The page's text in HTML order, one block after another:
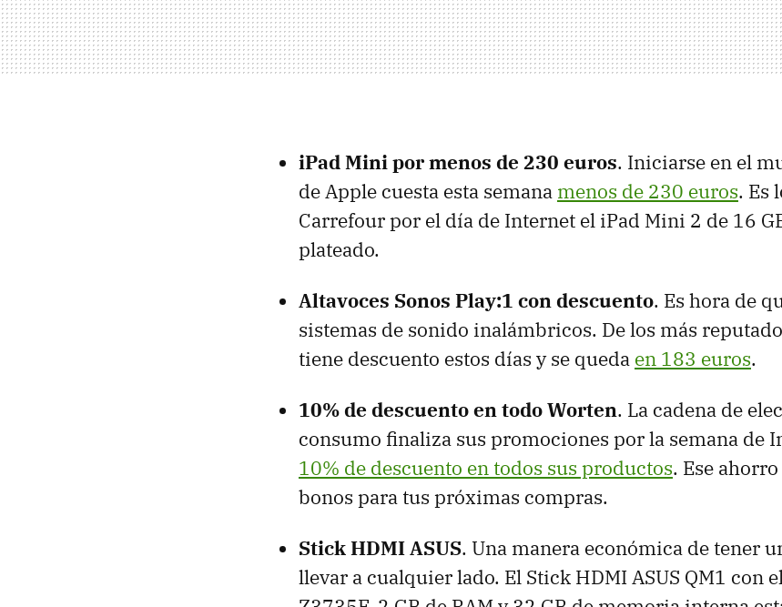
iPad Mini por menos de 230 euros. Iniciarse en el
de Apple cuesta esta semana menos de 230 euros. Es
Carrefour por el día de Internet el iPad Mini 2 de 16
plateado.
Altavoces Sonos Play:1 con descuento. Es hora de
sistemas de sonido inalámbricos. De los más
tiene descuento estos días y se queda en 183 euros.
10% de descuento en todo Worten. La cadena de
consumo finaliza sus promociones por la semana de
10% de descuento en todos sus productos. Ese
bonos para tus próximas compras.
Stick HDMI ASUS. Una manera económica de tener
llevar a cualquier lado. El Stick HDMI ASUS QM1 con